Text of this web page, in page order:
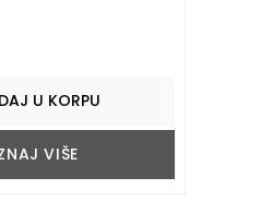
U KORPU
VIŠE